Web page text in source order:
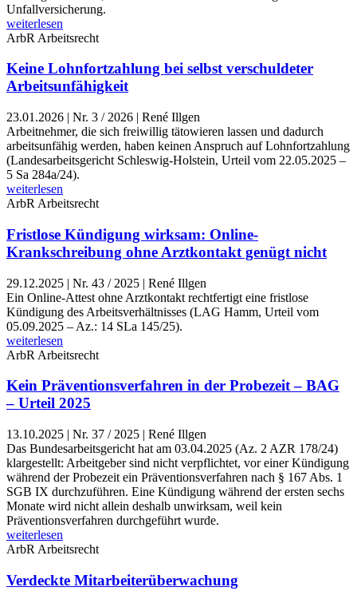
Unfallversicherung.
weiterlesen
ArbR Arbeitsrecht
Keine Lohnfortzahlung bei selbst verschuldeter
Arbeitsunfähigkeit
23.01.2026 | Nr. 3 / 2026 | René Illgen
Arbeitnehmer, die sich freiwillig tätowieren lassen und dadurch
arbeitsunfähig werden, haben keinen Anspruch auf Lohnfortzahlung
(Landesarbeitsgericht Schleswig-Holstein, Urteil vom 22.05.2025 –
5 Sa 284a/24).
weiterlesen
ArbR Arbeitsrecht
Fristlose Kündigung wirksam: Online-
Krankschreibung ohne Arztkontakt genügt nicht
29.12.2025 | Nr. 43 / 2025 | René Illgen
Ein Online-Attest ohne Arztkontakt rechtfertigt eine fristlose
Kündigung des Arbeitsverhältnisses (LAG Hamm, Urteil vom
05.09.2025 – Az.: 14 SLa 145/25).
weiterlesen
ArbR Arbeitsrecht
Kein Präventionsverfahren in der Probezeit – BAG
– Urteil 2025
13.10.2025 | Nr. 37 / 2025 | René Illgen
Das Bundesarbeitsgericht hat am 03.04.2025 (Az. 2 AZR 178/24)
klargestellt: Arbeitgeber sind nicht verpflichtet, vor einer Kündigung
während der Probezeit ein Präventionsverfahren nach § 167 Abs. 1
SGB IX durchzuführen. Eine Kündigung während der ersten sechs
Monate wird nicht allein deshalb unwirksam, weil kein
Präventionsverfahren durchgeführt wurde.
weiterlesen
ArbR Arbeitsrecht
Verdeckte Mitarbeiterüberwachung